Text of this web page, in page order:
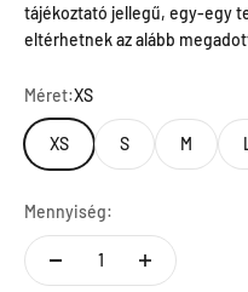
tájékoztató jellegű, egy-egy
eltérhetnek az alább
Méret:XS
XS S M
Mennyiség: